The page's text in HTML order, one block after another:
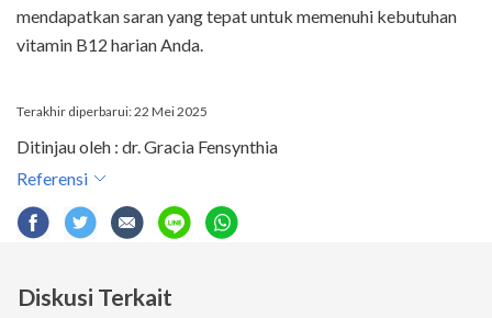
mendapatkan saran yang tepat untuk memenuhi kebutuhan
vitamin B12 harian Anda.
Terakhir diperbarui: 22 Mei 2025